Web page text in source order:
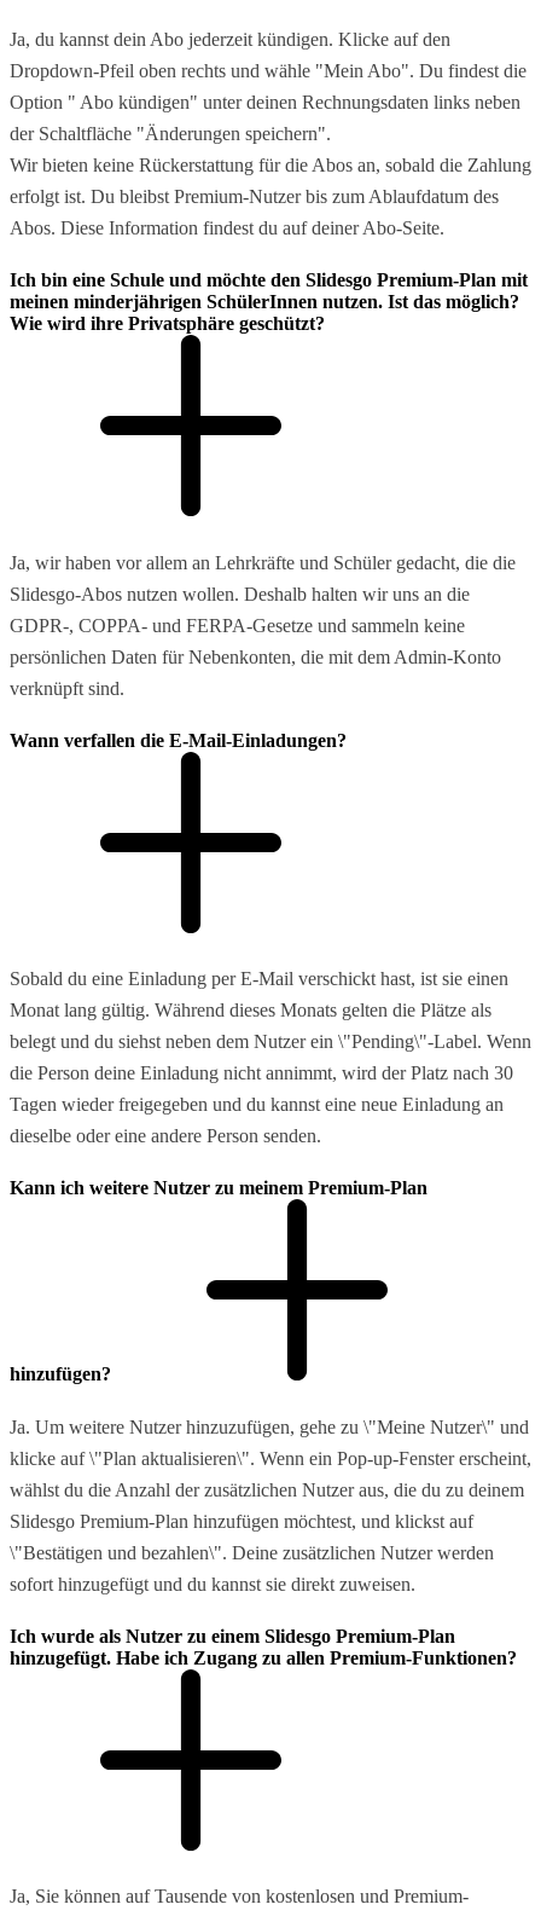
Ja, du kannst dein Abo jederzeit kündigen. Klicke auf den
Dropdown-Pfeil oben rechts und wähle "Mein Abo". Du findest die
Option " Abo kündigen" unter deinen Rechnungsdaten links neben
der Schaltfläche "Änderungen speichern".
Wir bieten keine Rückerstattung für die Abos an, sobald die Zahlung
erfolgt ist. Du bleibst Premium-Nutzer bis zum Ablaufdatum des
Abos. Diese Information findest du auf deiner Abo-Seite.
Ich bin eine Schule und möchte den Slidesgo Premium-Plan mit
meinen minderjährigen SchülerInnen nutzen. Ist das möglich?
Wie wird ihre Privatsphäre geschützt?
Ja, wir haben vor allem an Lehrkräfte und Schüler gedacht, die die
Slidesgo-Abos nutzen wollen. Deshalb halten wir uns an die
GDPR-, COPPA- und FERPA-Gesetze und sammeln keine
persönlichen Daten für Nebenkonten, die mit dem Admin-Konto
verknüpft sind.
Wann verfallen die E-Mail-Einladungen?
Sobald du eine Einladung per E-Mail verschickt hast, ist sie einen
Monat lang gültig. Während dieses Monats gelten die Plätze als
belegt und du siehst neben dem Nutzer ein \"Pending\"-Label. Wenn
die Person deine Einladung nicht annimmt, wird der Platz nach 30
Tagen wieder freigegeben und du kannst eine neue Einladung an
dieselbe oder eine andere Person senden.
Kann ich weitere Nutzer zu meinem Premium-Plan
hinzufügen?
Ja. Um weitere Nutzer hinzuzufügen, gehe zu \"Meine Nutzer\" und
klicke auf \"Plan aktualisieren\". Wenn ein Pop-up-Fenster erscheint,
wählst du die Anzahl der zusätzlichen Nutzer aus, die du zu deinem
Slidesgo Premium-Plan hinzufügen möchtest, und klickst auf
\"Bestätigen und bezahlen\". Deine zusätzlichen Nutzer werden
sofort hinzugefügt und du kannst sie direkt zuweisen.
Ich wurde als Nutzer zu einem Slidesgo Premium-Plan
hinzugefügt. Habe ich Zugang zu allen Premium-Funktionen?
Ja, Sie können auf Tausende von kostenlosen und Premium-